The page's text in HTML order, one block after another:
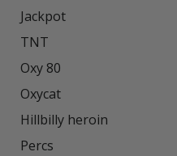
Jackpot
TNT
Oxy 80
Oxycat
Hillbilly heroin
Percs